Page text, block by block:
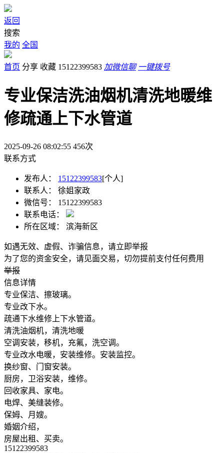
返回
搜索
我的 全国
首页 分享 收藏 15122399583 加微信聊 一键拨号
专业保洁洗油烟机清洗地暖维
修疏通上下水管道
2025-09-26 08:02:55 456次
联系方式
发布人： 15122399583[个人]
联系人：
徐姐家政
微信号：
15122399583
联系电话：
所在区域：
滨海新区
如遇无效、虚假、诈骗信息，请立即举报
为了您的资金安全，请见面交易，切勿提前支付任何费用
举报
信息详情
专业保洁、擦玻璃。
专业改下水。
疏通下水维修上下水管道。
清洗油烟机，清洗地暖
空调安装，移机，充氟，洗空调。
专业改水电暖，安装维修。安装监控。
换纱窗、门窗安装。
厨房，卫浴安装，维修。
回收家具、家电。
电焊、美缝装修。
保姆、月嫂。
婚姻介绍，
房屋出租、买卖。
15122399583